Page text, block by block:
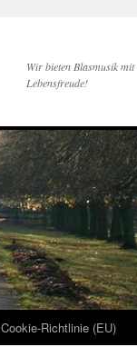
Wir bieten Blasmusik
Lebensfreude!
Cookie-Richtlinie (EU)